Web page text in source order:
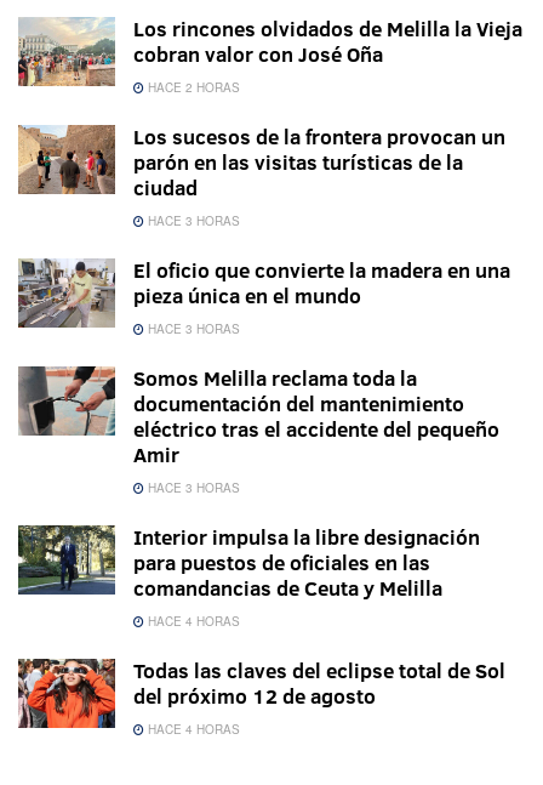
Los rincones olvidados de Melilla la Vieja
cobran valor con José Oña
HACE 2 HORAS
Los sucesos de la frontera provocan un
parón en las visitas turísticas de la
ciudad
HACE 3 HORAS
El oficio que convierte la madera en una
pieza única en el mundo
HACE 3 HORAS
Somos Melilla reclama toda la
documentación del mantenimiento
eléctrico tras el accidente del pequeño
Amir
HACE 3 HORAS
Interior impulsa la libre designación
para puestos de oficiales en las
comandancias de Ceuta y Melilla
HACE 4 HORAS
Todas las claves del eclipse total de Sol
del próximo 12 de agosto
HACE 4 HORAS